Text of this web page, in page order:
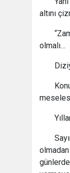
altını
olmalı…